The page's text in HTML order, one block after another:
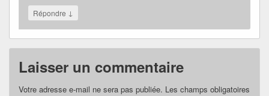
Répondre ↓
Laisser un commentaire
Votre adresse e-mail ne sera pas publiée. Les champs obligatoires